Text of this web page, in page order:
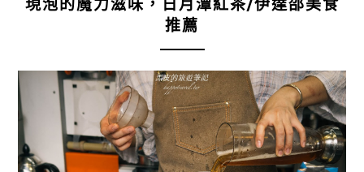
現泡的魔力滋味，日月潭紅茶/伊達邵美食
推薦